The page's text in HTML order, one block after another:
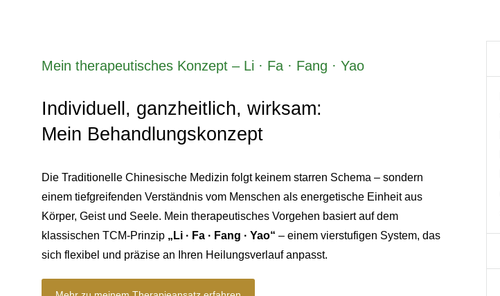
Mein therapeutisches Konzept – Li · Fa · Fang · Yao
Individuell, ganzheitlich, wirksam:
Mein Behandlungskonzept
Die Traditionelle Chinesische Medizin folgt keinem starren Schema – sondern
einem tiefgreifenden Verständnis vom Menschen als energetische Einheit aus
Körper, Geist und Seele. Mein therapeutisches Vorgehen basiert auf dem
klassischen TCM-Prinzip „Li · Fa · Fang · Yao“ – einem vierstufigen System, das
sich flexibel und präzise an Ihren Heilungsverlauf anpasst.